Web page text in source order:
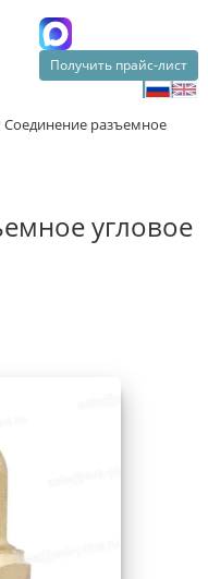
Получить прайс-лист
Соединение разъемное
угловое